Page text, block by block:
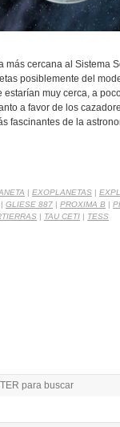
más cercana al Sistema
posiblemente del
estarían muy cerca, a
a favor de los
fascinantes de la
EXOPLANETAS
GLIESE 887 PROXIMA B
TAU CETI TESS